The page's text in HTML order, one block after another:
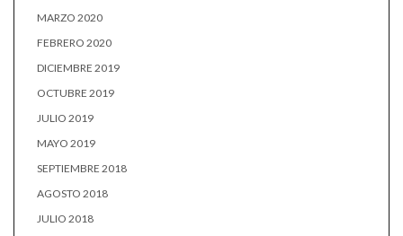
MARZO 2020
FEBRERO 2020
DICIEMBRE 2019
OCTUBRE 2019
JULIO 2019
MAYO 2019
SEPTIEMBRE 2018
AGOSTO 2018
JULIO 2018